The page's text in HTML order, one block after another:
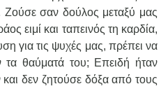
σαν δούλος μεταξύ μας
ειμί και ταπεινός τη καρδία,
για τις ψυχές μας, πρέπει να
τα θαύματά του; Επειδή ήταν
και δεν ζητούσε δόξα από τους